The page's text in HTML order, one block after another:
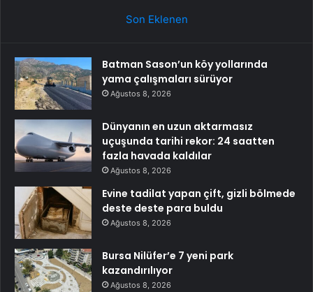
Son Eklenen
Batman Sason’un köy yollarında
yama çalışmaları sürüyor
Ağustos 8, 2026
Dünyanın en uzun aktarmasız
uçuşunda tarihi rekor: 24 saatten
fazla havada kaldılar
Ağustos 8, 2026
Evine tadilat yapan çift, gizli bölmede
deste deste para buldu
Ağustos 8, 2026
Bursa Nilüfer’e 7 yeni park
kazandırılıyor
Ağustos 8, 2026